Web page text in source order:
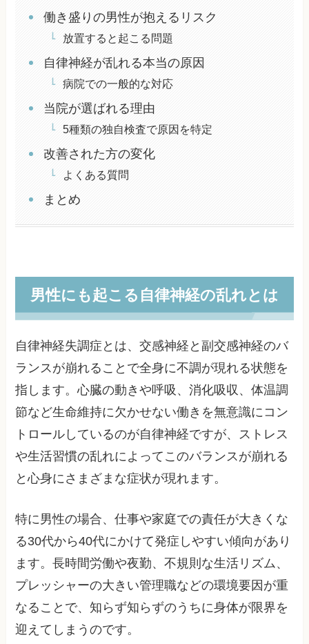
働き盛りの男性が抱えるリスク
放置すると起こる問題
自律神経が乱れる本当の原因
病院での一般的な対応
当院が選ばれる理由
5種類の独自検査で原因を特定
改善された方の変化
よくある質問
まとめ
男性にも起こる自律神経の乱れとは
自律神経失調症とは、交感神経と副交感神経のバ
ランスが崩れることで全身に不調が現れる状態を
指します。心臓の動きや呼吸、消化吸収、体温調
節など生命維持に欠かせない働きを無意識にコン
トロールしているのが自律神経ですが、ストレス
や生活習慣の乱れによってこのバランスが崩れる
と心身にさまざまな症状が現れます。
特に男性の場合、仕事や家庭での責任が大きくな
る30代から40代にかけて発症しやすい傾向があり
ます。長時間労働や夜勤、不規則な生活リズム、
プレッシャーの大きい管理職などの環境要因が重
なることで、知らず知らずのうちに身体が限界を
迎えてしまうのです。